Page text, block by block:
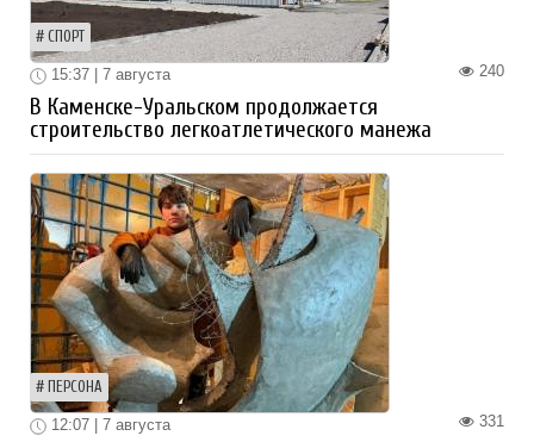
СПОРТ
240
15:37 | 7 августа
В Каменске-Уральском продолжается
строительство легкоатлетического манежа
ПЕРСОНА
331
12:07 | 7 августа